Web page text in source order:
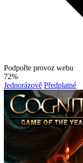
Podpořte provoz webu
72%
Jednorázově Předplatné